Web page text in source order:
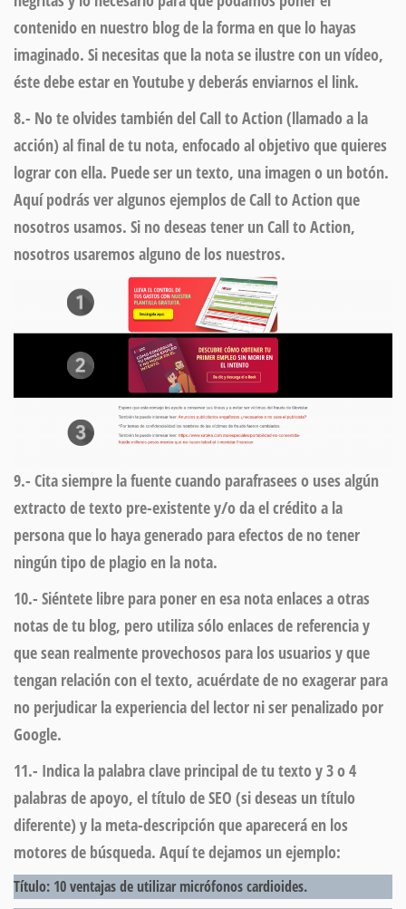
contenido en nuestro blog de la forma en que lo hayas
imaginado. Si necesitas que la nota se ilustre con un vídeo,
éste debe estar en Youtube y deberás enviarnos el link.
8.- No te olvides también del Call to Action (llamado a la
acción) al final de tu nota, enfocado al objetivo que quieres
lograr con ella. Puede ser un texto, una imagen o un botón.
Aquí podrás ver algunos ejemplos de Call to Action que
nosotros usamos. Si no deseas tener un Call to Action,
nosotros usaremos alguno de los nuestros.
9.- Cita siempre la fuentecuando parafrasees o uses algún
extracto de texto pre-existente y/o da el crédito a la
persona que lo haya generado para efectos de no tener
ningún tipo de plagio en la nota.
10.- Siéntete libre para poner en esa notaenlaces a otras
notas de tu blog, pero utiliza sólo enlaces de referencia y
que sean realmente provechosos para los usuarios y que
tengan relación con el texto, acuérdate de no exagerar para
no perjudicar la experiencia del lector ni ser penalizado por
Google.
11.- Indica la palabra clave principal de tu textoy 3 o 4
palabras de apoyo, el título de SEO (si deseas un título
diferente) y la meta-descripción que aparecerá en los
motores de búsqueda. Aquí te dejamos un ejemplo:
Título: 10 ventajas de utilizarmicrófonos cardioides.